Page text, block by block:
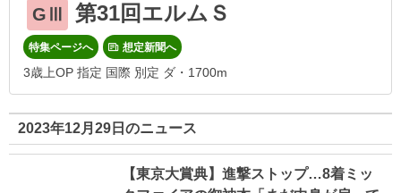
GⅢ 第31回エルムＳ
特集ページへ 想定新聞へ
3歳上OP 指定 国際 別定 ダ・1700m
2023年12月29日のニュース
【東京大賞典】進撃ストップ…8着ミッ